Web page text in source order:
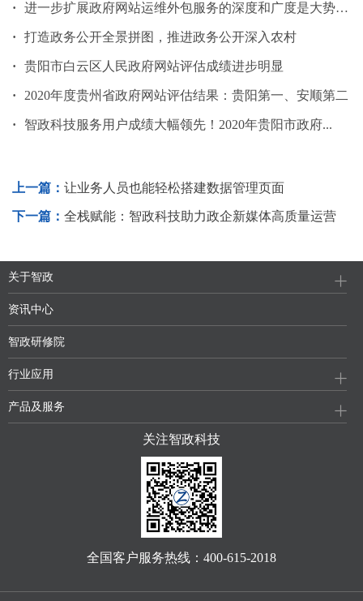
· 进一步扩展政府网站运维外包服务的深度和广度是大势所趋
· 打造政务公开全景拼图，推进政务公开深入农村
· 贵阳市白云区人民政府网站评估成绩进步明显
· 2020年度贵州省政府网站评估结果：贵阳第一、安顺第二
· 智政科技服务用户成绩大幅领先！2020年贵阳市政府...
上一篇： 让业务人员也能轻松搭建数据管理页面
下一篇： 全栈赋能：智政科技助力政企新媒体高质量运营
关于智政
资讯中心
智政研修院
行业应用
产品及服务
关注智政科技
全国客户服务热线：400-615-2018